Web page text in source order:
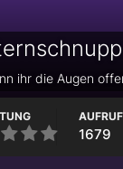
ihr die Augen
1679